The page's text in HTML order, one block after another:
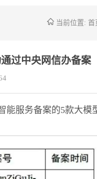
当前位置: 首
过中央网信办备案
能服务备案的5款大模